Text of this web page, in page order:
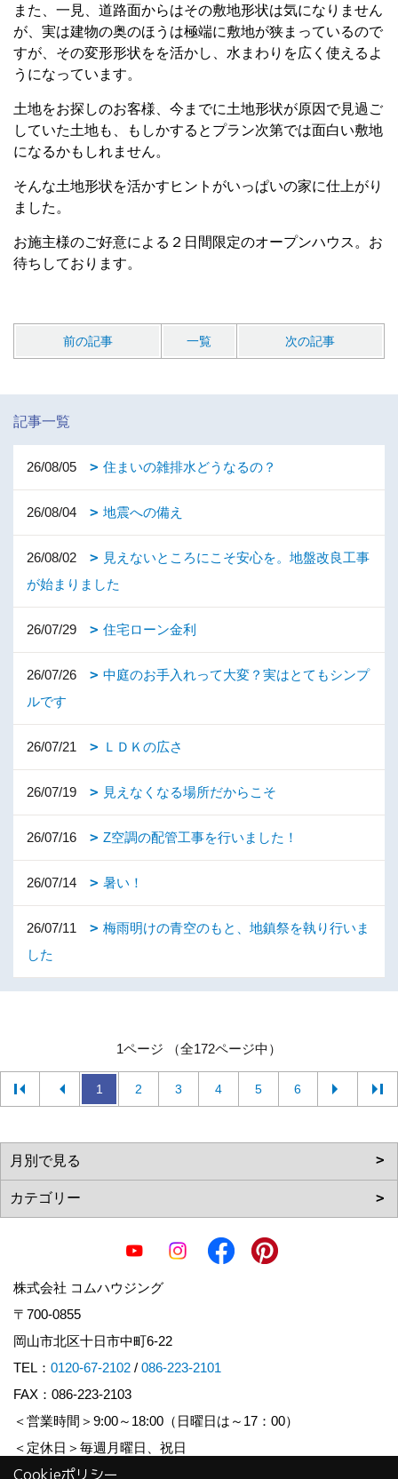
また、一見、道路面からはその敷地形状は気になりません
が、実は建物の奥のほうは極端に敷地が狭まっているので
すが、その変形形状をを活かし、水まわりを広く使えるよ
うになっています。
土地をお探しのお客様、今までに土地形状が原因で見過ご
していた土地も、もしかするとプラン次第では面白い敷地
になるかもしれません。
そんな土地形状を活かすヒントがいっぱいの家に仕上がり
ました。
お施主様のご好意による２日間限定のオープンハウス。お
待ちしております。
前の記事 一覧 次の記事
記事一覧
26/08/05 住まいの雑排水どうなるの？
26/08/04 地震への備え
26/08/02
見えないところにこそ安心を。地盤改良工事
が始まりました
26/07/29 住宅ローン金利
26/07/26
中庭のお手入れって大変？実はとてもシンプ
ルです
26/07/21 ＬＤＫの広さ
26/07/19 見えなくなる場所だからこそ
26/07/16 Z空調の配管工事を行いました！
26/07/14 暑い！
26/07/11
梅雨明けの青空のもと、地鎮祭を執り行いま
した
1ページ （全172ページ中）
1 2 3 4 5 6
株式会社 コムハウジング
〒700-0855
岡山市北区十日市中町6-22
TEL： 0120-67-2102 / 086-223-2101
FAX：086-223-2103
＜営業時間＞9:00～18:00（日曜日は～17：00）
＜定休日＞毎週月曜日、祝日
Cookieポリシー